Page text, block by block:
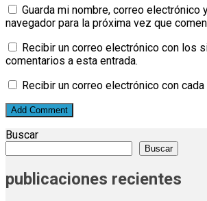
Guarda mi nombre, correo electrónico
navegador para la próxima vez que
Recibir un correo electrónico con los
comentarios a esta entrada.
Recibir un correo electrónico con cada
Buscar
Buscar
publicaciones recientes